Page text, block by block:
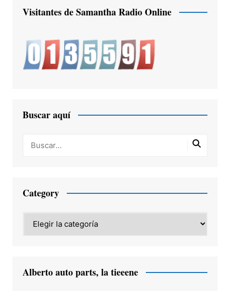
Visitantes de Samantha Radio Online
Buscar aquí
Category
Alberto auto parts, la tieeene